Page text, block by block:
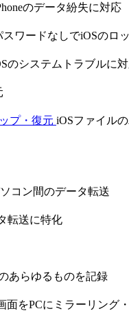
のデータ紛失に対応
スワードなしでiOSのロ
のシステムトラブルに
プ・復元 iOSファイル
コン間のデータ転送
転送に特化
あらゆるものを記録
面をPCにミラーリング